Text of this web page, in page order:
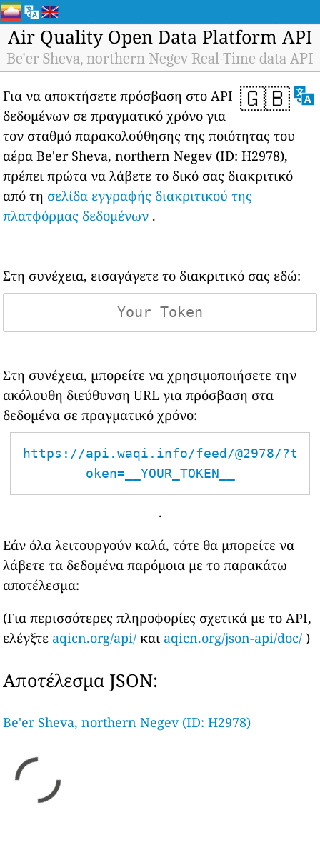
Air Quality Open Data Platform API
Be'er Sheva, northern Negev Real-Time data API
🇬🇧
Για να αποκτήσετε πρόσβαση στο API
δεδομένων σε πραγματικό χρόνο για
τον σταθμό παρακολούθησης της ποιότητας του
αέρα Be'er Sheva, northern Negev (ID: H2978),
πρέπει πρώτα να λάβετε το δικό σας διακριτικό
από τη σελίδα εγγραφής διακριτικού της
πλατφόρμας δεδομένων .
Στη συνέχεια, εισαγάγετε το διακριτικό σας εδώ:
Στη συνέχεια, μπορείτε να χρησιμοποιήσετε την
ακόλουθη διεύθυνση URL για πρόσβαση στα
δεδομένα σε πραγματικό χρόνο:
https://api.waqi.info/feed/@2978/?t
oken=__YOUR_TOKEN__
.
Εάν όλα λειτουργούν καλά, τότε θα μπορείτε να
λάβετε τα δεδομένα παρόμοια με το παρακάτω
αποτέλεσμα:
(Για περισσότερες πληροφορίες σχετικά με το API,
ελέγξτε aqicn.org/api/ και aqicn.org/json-api/doc/ )
Αποτέλεσμα JSON:
Be'er Sheva, northern Negev (ID: H2978)